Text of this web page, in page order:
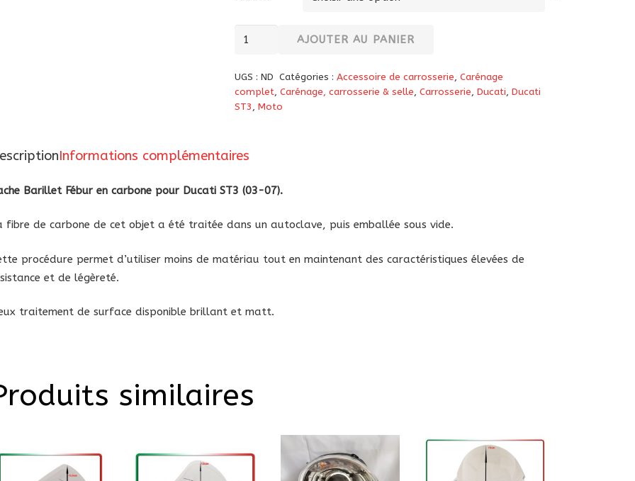
quantité
Barillet
Fébur
ST3
2007
AJOUTER AU PANIER
UGS : ND Catégories :Accessoire de carrosserie,Carénage
complet, Carénage, carrosserie & selle, Carrosserie, Ducati, Ducati
ST3, Moto
Informations complémentaires
Barillet Fébur en carbone pour Ducati ST3 (03-07).
fibre de carbone de cet objet a été traitée dans un autoclave, puis emballée sous vide.
procédure permet d’utiliser moins de matériau tout en maintenant des caractéristiques élevées de
et de légèreté.
traitement de surface disponible brillant et matt.
similaires